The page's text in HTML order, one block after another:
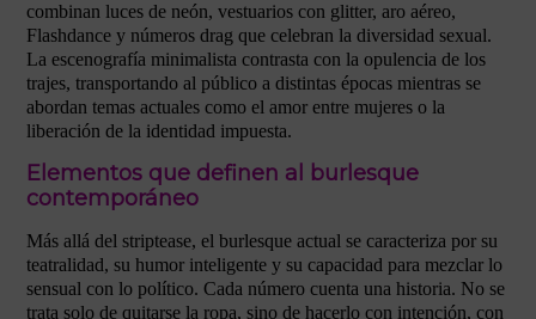
combinan luces de neón, vestuarios con glitter, aro aéreo,
Flashdance y números drag que celebran la diversidad sexual.
La escenografía minimalista contrasta con la opulencia de los
trajes, transportando al público a distintas épocas mientras se
abordan temas actuales como el amor entre mujeres o la
liberación de la identidad impuesta.
Elementos que definen al burlesque
contemporáneo
Más allá del striptease, el burlesque actual se caracteriza por su
teatralidad, su humor inteligente y su capacidad para mezclar lo
sensual con lo político. Cada número cuenta una historia. No se
trata solo de quitarse la ropa, sino de hacerlo con intención, con